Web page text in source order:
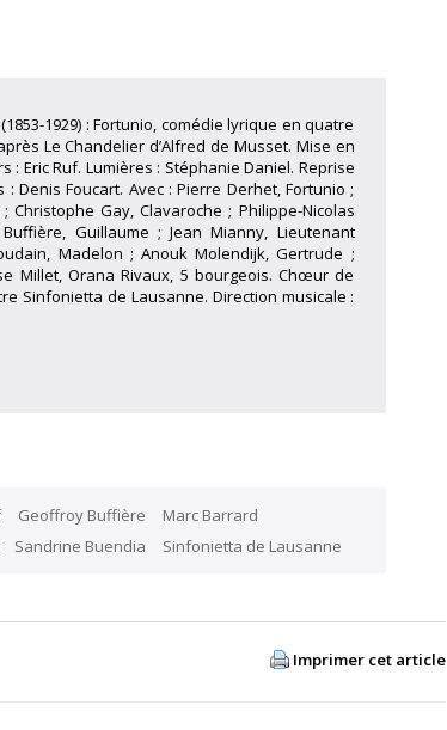
1929) : Fortunio, comédie lyrique en quatre
Le Chandelier d’Alfred de Musset. Mise en
: Eric Ruf. Lumières : Stéphanie Daniel. Reprise
Denis Foucart. Avec : Pierre Derhet, Fortunio ;
Christophe Gay, Clavaroche ; Philippe-Nicolas
Guillaume ; Jean Mianny, Lieutenant
Madelon ; Anouk Molendijk, Gertrude ;
Millet, Orana Rivaux, 5 bourgeois. Chœur de
Sinfonietta de Lausanne. Direction musicale :
Geoffroy Buffière
Marc Barrard
Sandrine Buendia Sinfonietta de Lausanne
Imprimer cet article